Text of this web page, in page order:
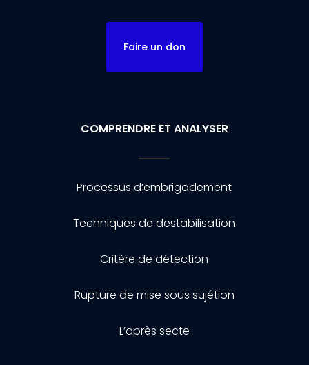
Faire un don
COMPRENDRE ET ANALYSER
Processus d’embrigadement
Techniques de destabilisation
Critère de détection
Rupture de mise sous sujétion
L’après secte